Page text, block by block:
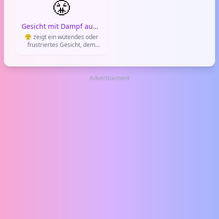
findest – typisch für
WhatsApp-Diskussionen
oder wenn jemand eine
offensichtliche Aussage
macht.
😤
Gesicht mit Dampf aus der Nase
😤 zeigt ein wütendes oder
frustriertes Gesicht, dem
oder leichte Wut aus, oft in
WhatsApp oder anderenAdvertisement